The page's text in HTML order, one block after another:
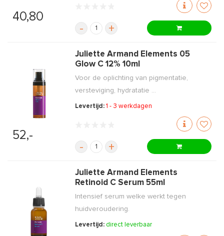
40,80
- +
52,-
Juliette Armand Elements 05
Glow C 12% 10ml
Voor de oplichting van pigmentatie,
versteviging, hydratatie ...
Levertijd:1 - 3 werkdagen
- +
Juliette Armand Elements
Retinoid C Serum 55ml
Intensief serum welke werkt tegen
huidveroudering.
Levertijd: direct leverbaar